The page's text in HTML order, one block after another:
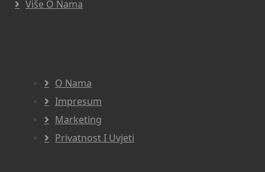
Više O Nama
O Nama
Impresum
Marketing
Privatnost I Uvjeti